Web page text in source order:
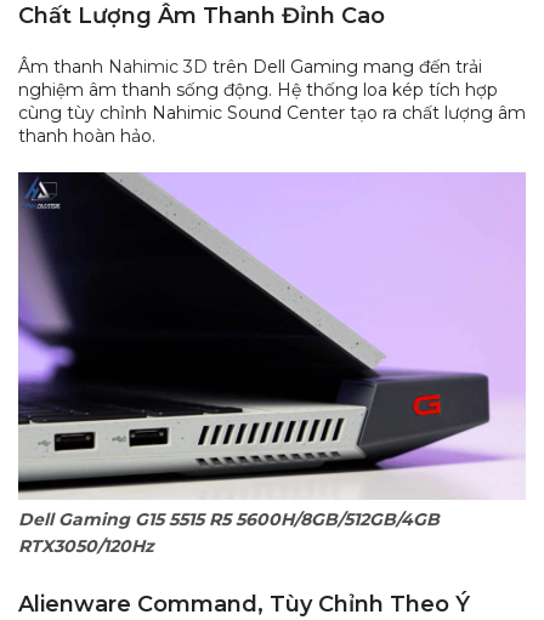
Chất Lượng Âm Thanh Đỉnh Cao
Âm thanh Nahimic 3D trên Dell Gaming mang đến trải
nghiệm âm thanh sống động. Hệ thống loa kép tích hợp
cùng tùy chỉnh Nahimic Sound Center tạo ra chất lượng âm
thanh hoàn hảo.
Dell Gaming G15 5515 R5 5600H/8GB/512GB/4GB
RTX3050/120Hz
Alienware Command, Tùy Chỉnh Theo Ý